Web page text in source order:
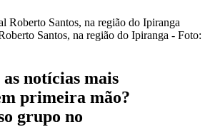
Santos, na região do Ipiranga - Foto:
notícias mais
primeira mão?
grupo no